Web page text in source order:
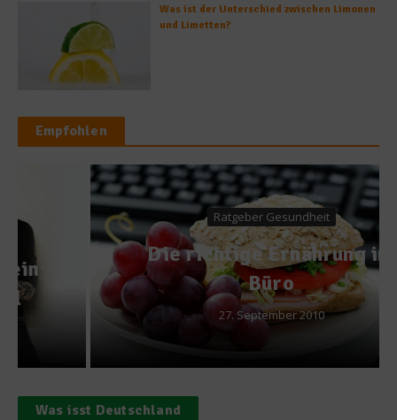
Was ist der Unterschied zwischen Limonen
und Limetten?
Empfohlen
Ratgeber Gesundheit
Die richtige Ernährung im
Büro
27. September 2010
Was isst Deutschland